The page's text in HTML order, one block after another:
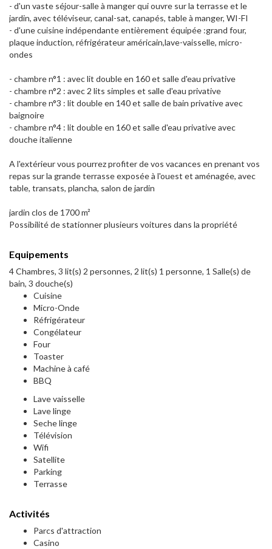
- d'un vaste séjour-salle à manger qui ouvre sur la terrasse et le
jardin, avec téléviseur, canal-sat, canapés, table à manger, WI-FI
- d'une cuisine indépendante entièrement équipée :grand four,
plaque induction, réfrigérateur américain,lave-vaisselle, micro-
ondes
- chambre n°1 : avec lit double en 160 et salle d'eau privative
- chambre n°2 : avec 2 lits simples et salle d'eau privative
- chambre n°3 : lit double en 140 et salle de bain privative avec
baignoire
- chambre n°4 : lit double en 160 et salle d'eau privative avec
douche italienne
A l'extérieur vous pourrez profiter de vos vacances en prenant vos
repas sur la grande terrasse exposée à l'ouest et aménagée, avec
table, transats, plancha, salon de jardin
jardin clos de 1700 m²
Possibilité de stationner plusieurs voitures dans la propriété
Equipements
4 Chambres, 3 lit(s) 2 personnes, 2 lit(s) 1 personne, 1 Salle(s) de
bain, 3 douche(s)
Cuisine
Micro-Onde
Réfrigérateur
Congélateur
Four
Toaster
Machine à café
BBQ
Lave vaisselle
Lave linge
Seche linge
Télévision
Wifi
Satellite
Parking
Terrasse
Activités
Parcs d'attraction
Casino